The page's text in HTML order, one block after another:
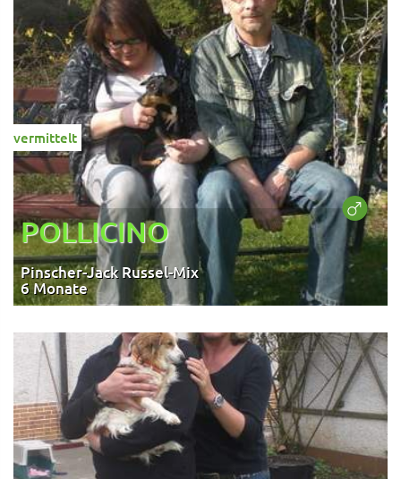
vermittelt
POLLICINO
Pinscher-Jack Russel-Mix
6 Monate